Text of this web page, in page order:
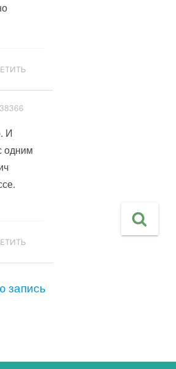
И
одним
запись